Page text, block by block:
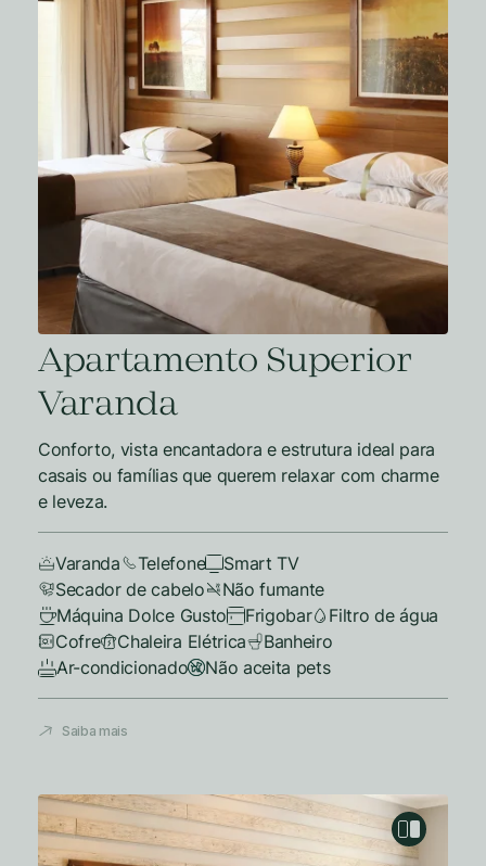
Apartamento Superior
Varanda
Conforto, vista encantadora e estrutura ideal para
casais ou famílias que querem relaxar com charme
e leveza.
Varanda Telefone
Smart TV
Secador de cabelo
Não fumante
Máquina Dolce Gusto
Frigobar
Filtro de água
Cofre
Chaleira Elétrica
Banheiro
Ar-condicionado
Não aceita pets
Saiba mais